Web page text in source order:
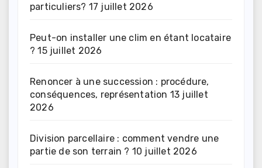
particuliers? 17 juillet 2026
Peut-on installer une clim en étant locataire
? 15 juillet 2026
Renoncer à une succession : procédure,
conséquences, représentation 13 juillet
2026
Division parcellaire : comment vendre une
partie de son terrain ? 10 juillet 2026